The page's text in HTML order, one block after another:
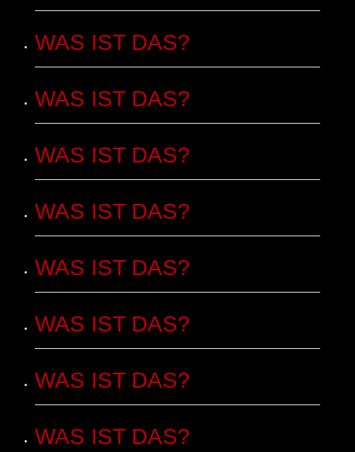
WAS IST DAS?
WAS IST DAS?
WAS IST DAS?
WAS IST DAS?
WAS IST DAS?
WAS IST DAS?
WAS IST DAS?
WAS IST DAS?